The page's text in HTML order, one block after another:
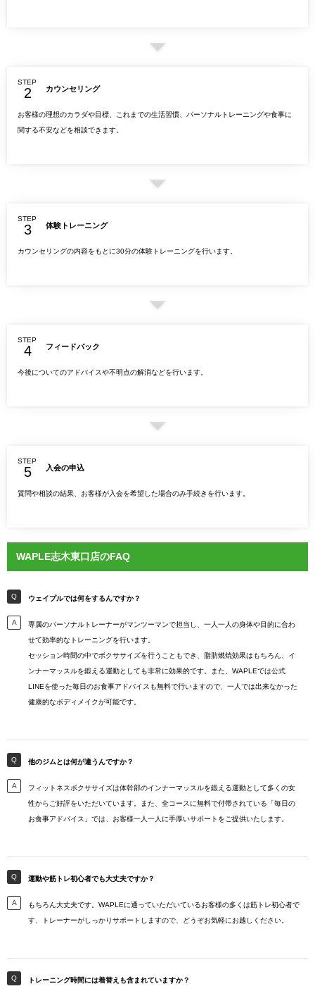
STEP
カウンセリング
お客様の理想のカラダや目標、これまでの生活習慣、パーソナルトレーニングや食事に
関する不安などを相談できます。
STEP
体験トレーニング
カウンセリングの内容をもとに30分の体験トレーニングを行います。
STEP
フィードバック
今後についてのアドバイスや不明点の解消などを行います。
STEP
入会の申込
質問や相談の結果、お客様が入会を希望した場合のみ手続きを行います。
WAPLE志木東口店のFAQ
ウェイプルでは何をするんですか？
専属のパーソナルトレーナーがマンツーマンで担当し、一人一人の身体や目的に合わ
せて効率的なトレーニングを行います。
セッション時間の中でボクササイズを行うこともでき、脂肪燃焼効果はもちろん、イ
ンナーマッスルを鍛える運動としても非常に効果的です。また、WAPLEでは公式
LINEを使った毎日のお食事アドバイスも無料で行いますので、一人では出来なかった
健康的なボディメイクが可能です。
他のジムとは何が違うんですか？
フィットネスボクササイズは体幹部のインナーマッスルを鍛える運動として多くの女
性からご好評をいただいています。また、全コースに無料で付帯されている「毎日の
お食事アドバイス」では、お客様一人一人に手厚いサポートをご提供いたします。
運動や筋トレ初心者でも大丈夫ですか？
もちろん大丈夫です。WAPLEに通っていただいているお客様の多くは筋トレ初心者で
す、トレーナーがしっかりサポートしますので、どうぞお気軽にお越しください。
トレーニング時間には着替えも含まれていますか？